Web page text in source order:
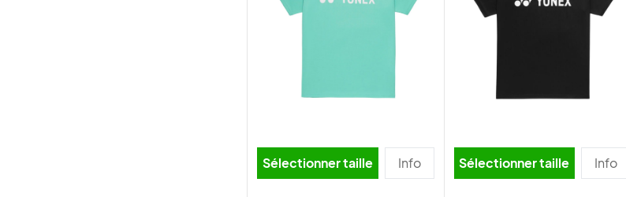
Sélectionner taille Info Sélectionner taille Info